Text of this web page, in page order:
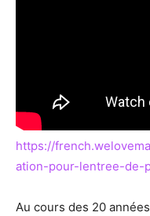
https://
ation-pour-lentree-de-
Au cours des 20